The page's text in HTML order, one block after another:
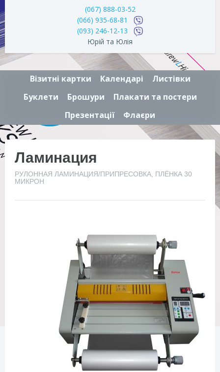
(067) 888-03-52
(066) 935-68-81
(093) 246-12-13
Юрій та Юлія
Візитні картки Календарі
Листівки
Буклети
Брошури
Плакати та постери
Презентації
Флаєри
Ламинация
РУЛОННАЯ ЛАМИНАЦИЯ/ПРИПРЕСОВКА, ПЛЁНКА 30
МИКРОН